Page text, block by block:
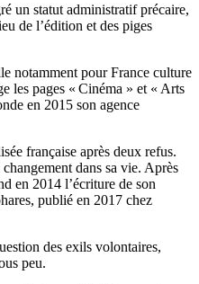
un statut administratif précaire,
de l’édition et des piges
notamment pour France culture
les pages « Cinéma » et « Arts
en 2015 son agence
française après deux refus.
dans sa vie. Après
en 2014 l’écriture de son
publié en 2017 chez
des exils volontaires,
peu.